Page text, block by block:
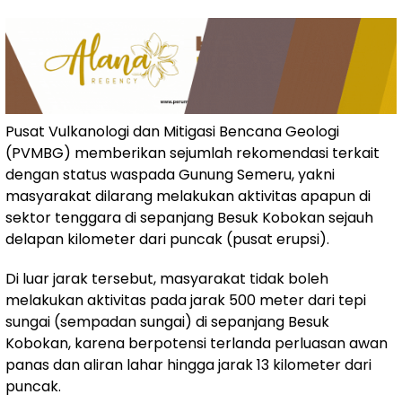
Pusat Vulkanologi dan Mitigasi Bencana Geologi
(PVMBG) memberikan sejumlah rekomendasi terkait
dengan status waspada Gunung Semeru, yakni
masyarakat dilarang melakukan aktivitas apapun di
sektor tenggara di sepanjang Besuk Kobokan sejauh
delapan kilometer dari puncak (pusat erupsi).
Di luar jarak tersebut, masyarakat tidak boleh
melakukan aktivitas pada jarak 500 meter dari tepi
sungai (sempadan sungai) di sepanjang Besuk
Kobokan, karena berpotensi terlanda perluasan awan
panas dan aliran lahar hingga jarak 13 kilometer dari
puncak.